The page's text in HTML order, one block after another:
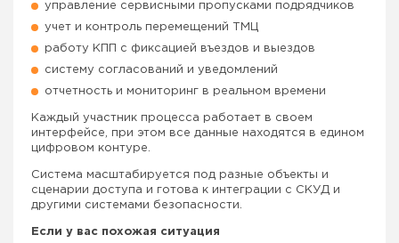
управление сервисными пропусками подрядчиков
учет и контроль перемещений ТМЦ
работу КПП с фиксацией въездов и выездов
систему согласований и уведомлений
отчетность и мониторинг в реальном времени
Каждый участник процесса работает в своем
интерфейсе, при этом все данные находятся в едином
цифровом контуре.
Система масштабируется под разные объекты и
сценарии доступа и готова к интеграции с СКУД и
другими системами безопасности.
Если у вас похожая ситуация